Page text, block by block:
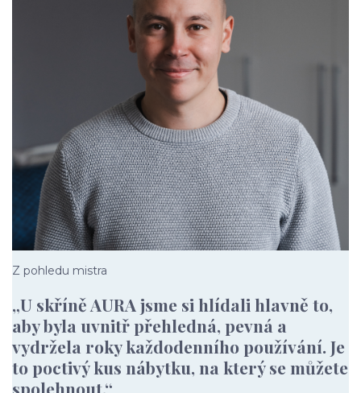
Z pohledu mistra
„U skříně AURA jsme si hlídali hlavně to,
aby byla uvnitř přehledná, pevná a
vydržela roky každodenního používání. Je
to poctivý kus nábytku, na který se můžete
spolehnout.“